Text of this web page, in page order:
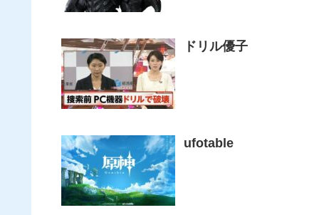
ドリル優子
ufotable